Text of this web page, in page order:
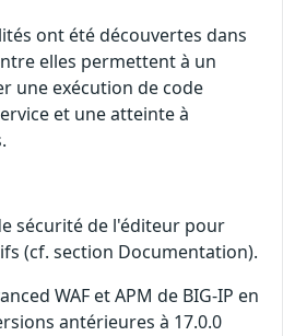
ont été découvertes dans
elles permettent à un
une exécution de code
et une atteinte à
sécurité de l'éditeur pour
(cf. section Documentation).
WAF et APM de BIG-IP en
antérieures à 17.0.0